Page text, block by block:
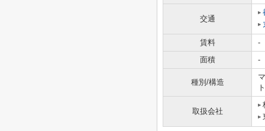
交通
賃料
-
面積
-
種別/構造
ト
取扱会社